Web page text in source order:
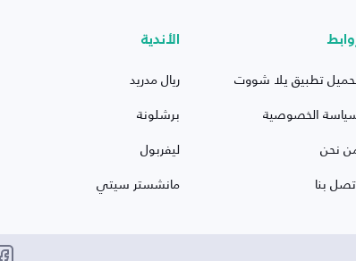
تطبيق يلا شووت
الخصوصية
نحن
بنا
الأندية
ريال مدريد
برشلونة
ليفربول
مانشستر سيتي